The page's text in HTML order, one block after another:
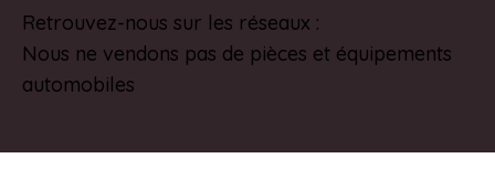
Retrouvez-nous sur les réseaux :
Nous ne vendons pas de pièces et équipements
automobiles